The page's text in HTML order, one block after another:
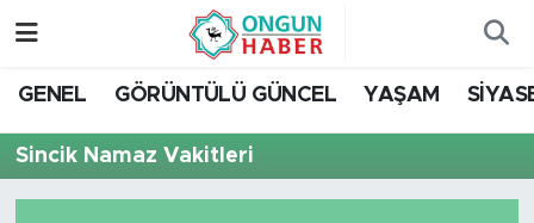
GENEL GÖRÜNTÜLÜ GÜNCEL YAŞAM
Sincik Namaz Vakitleri
Trafik Durumu